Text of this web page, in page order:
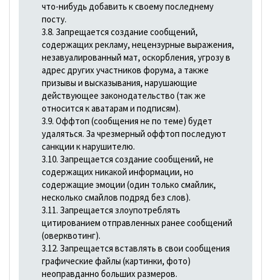
что-нибудь добавить к своему последнему
посту.
3.8. Запрещается создание сообщений,
содержащих рекламу, нецензурные выражения,
незавуалированный мат, оскорбления, угрозу в
адрес других участников форума, а также
призывы и высказывания, наpyшающие
действующее законодательство (так же
относится к аватарам и подписям).
3.9. Оффтоп (сообщения не по теме) будет
удаляться. За чрезмерный оффтоп последуют
санкции к нарушителю.
3.10. Запрещается создание сообщений, не
содержащих никакой информации, но
содержащие эмоции (один только смайлик,
несколько смайлов подряд без слов).
3.11. Запрещается злоупотреблять
цитированием отправленных ранее сообщений
(оверквотинг).
3.12. Запрещается вставлять в свои сообщения
графические файлы (картинки, фото)
неоправданно больших размеров.